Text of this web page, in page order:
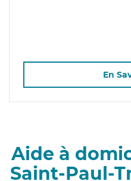
En
Aide à
Saint-Paul-